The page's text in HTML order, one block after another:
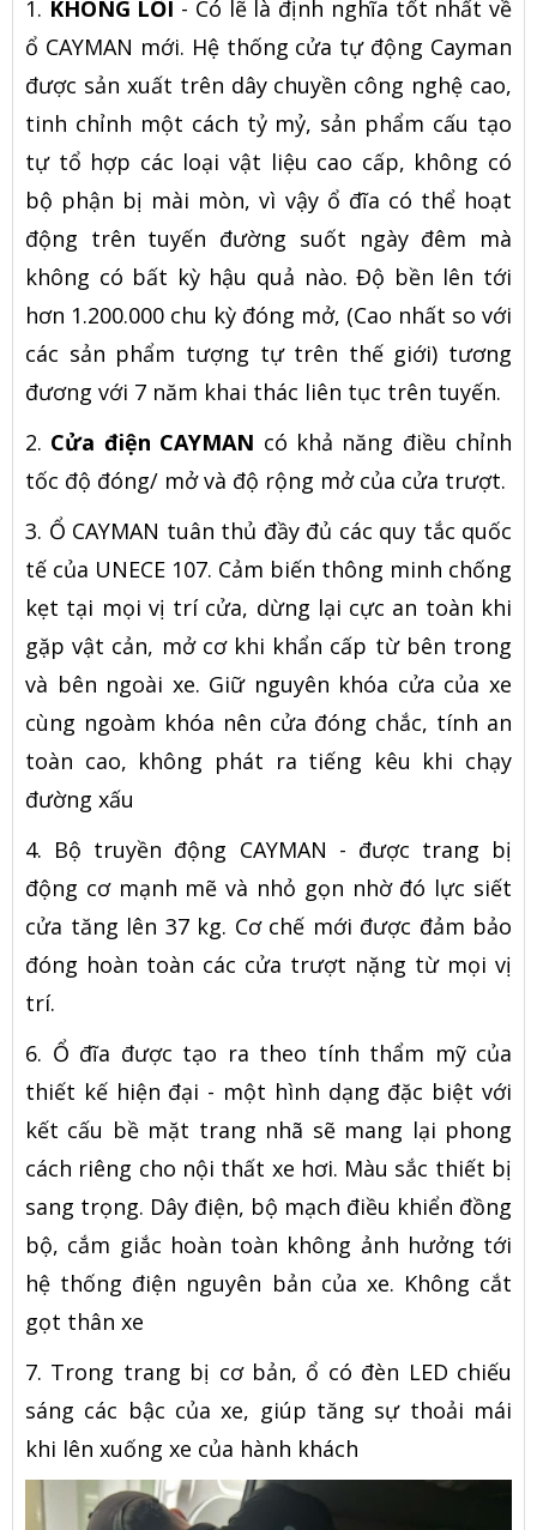
1. KHÔNG LỖI - Có lẽ là định nghĩa tốt nhất về
ổ CAYMAN mới. Hệ thống cửa tự động Cayman
được sản xuất trên dây chuyền công nghệ cao,
tinh chỉnh một cách tỷ mỷ, sản phẩm cấu tạo
tự tổ hợp các loại vật liệu cao cấp, không có
bộ phận bị mài mòn, vì vậy ổ đĩa có thể hoạt
động trên tuyến đường suốt ngày đêm mà
không có bất kỳ hậu quả nào. Độ bền lên tới
hơn 1.200.000 chu kỳ đóng mở, (Cao nhất so với
các sản phẩm tượng tự trên thế giới) tương
đương với 7 năm khai thác liên tục trên tuyến.
2. Cửa điện CAYMAN có khả năng điều chỉnh
tốc độ đóng/ mở và độ rộng mở của cửa trượt.
3. Ổ CAYMAN tuân thủ đầy đủ các quy tắc quốc
tế của UNECE 107. Cảm biến thông minh chống
kẹt tại mọi vị trí cửa, dừng lại cực an toàn khi
gặp vật cản, mở cơ khi khẩn cấp từ bên trong
và bên ngoài xe. Giữ nguyên khóa cửa của xe
cùng ngoàm khóa nên cửa đóng chắc, tính an
toàn cao, không phát ra tiếng kêu khi chạy
đường xấu
4. Bộ truyền động CAYMAN - được trang bị
động cơ mạnh mẽ và nhỏ gọn nhờ đó lực siết
cửa tăng lên 37 kg. Cơ chế mới được đảm bảo
đóng hoàn toàn các cửa trượt nặng từ mọi vị
trí.
6. Ổ đĩa được tạo ra theo tính thẩm mỹ của
thiết kế hiện đại - một hình dạng đặc biệt với
kết cấu bề mặt trang nhã sẽ mang lại phong
cách riêng cho nội thất xe hơi. Màu sắc thiết bị
sang trọng. Dây điện, bộ mạch điều khiển đồng
bộ, cắm giắc hoàn toàn không ảnh hưởng tới
hệ thống điện nguyên bản của xe. Không cắt
gọt thân xe
7. Trong trang bị cơ bản, ổ có đèn LED chiếu
sáng các bậc của xe, giúp tăng sự thoải mái
khi lên xuống xe của hành khách